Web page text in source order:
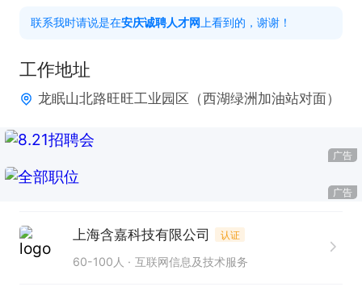
联系我时请说是在安庆诚聘人才网 上看到的，谢谢！
工作地址
龙眠山北路旺旺工业园区（西湖绿洲加油站对面）
广告
广告
上海含嘉科技有限公司 认证
60-100人 互联网信息及技术服务